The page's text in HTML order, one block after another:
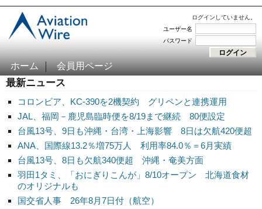
ログインしていません。
ユーザー名
パスワード
ホーム 会員用ページ
最新ニュース
コロンビア、KC-390を2機契約 グリペンと連携運用
JAL、福岡－鹿児島臨時便を8/19まで継続 80便設定
台風13号、9日も沖縄・台湾・上海影響 8日は欠航420便超
ANA、国際線13.2％増75万人 利用率84.0％＝6月実績
台風13号、8日も欠航340便超 沖縄・奄美方面
羽田1タミ、「おにぎりこんが」8/10オープン 北海道食材
のオリジナルも
国交省人事 26年8月7日付（航空）